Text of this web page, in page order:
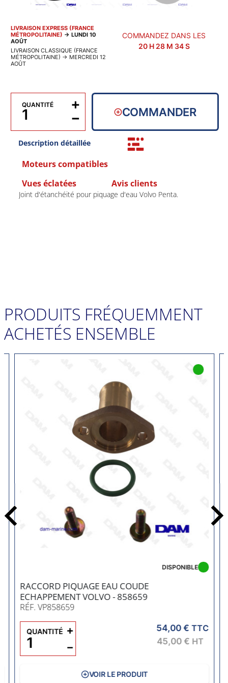
LIVRAISON EXPRESS (FRANCE
MÉTROPOLITAINE) → LUNDI 10
AOÛT
LIVRAISON CLASSIQUE (FRANCE
MÉTROPOLITAINE) → MERCREDI 12
AOÛT
COMMANDEZ DANS LES
20H 28M 34S
QUANTITÉ
−
+ COMMANDER
Description détaillée
Moteurs compatibles
Vues éclatées
Avis clients
Joint d'étanchéité pour piquage d'eau Volvo Penta.
PRODUITS FRÉQUEMMENT
ACHETÉS ENSEMBLE
RACCORD PIQUAGE EAU COUDE
ECHAPPEMENT VOLVO - 858659
RÉF. VP858659
DISPONIBLE
54,00 € TTC
45,00 € HT
QUANTITÉ
−
+
VOIR LE PRODUIT
Précédent